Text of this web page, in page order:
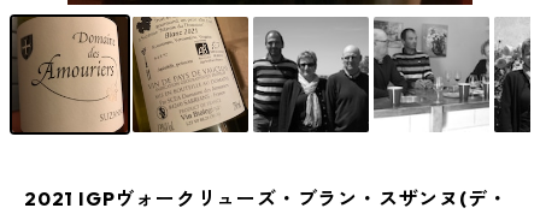
2021 IGPヴォークリューズ・ブラン・スザンヌ(デ・